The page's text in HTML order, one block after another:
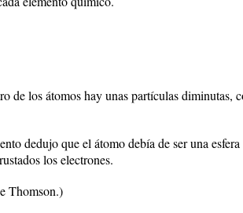
de los átomos hay unas partículas diminutas,
dedujo que el átomo debía de ser una
los electrones.
Thomson.)